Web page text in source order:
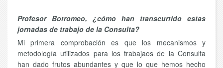
Profesor Borromeo, ¿cómo han transcurrido estas
jornadas de trabajo de la Consulta?
Mi primera comprobación es que los mecanismos y
metodología utilizados para los trabajaos de la Consulta
han dado frutos abundantes y que lo que hemos hecho